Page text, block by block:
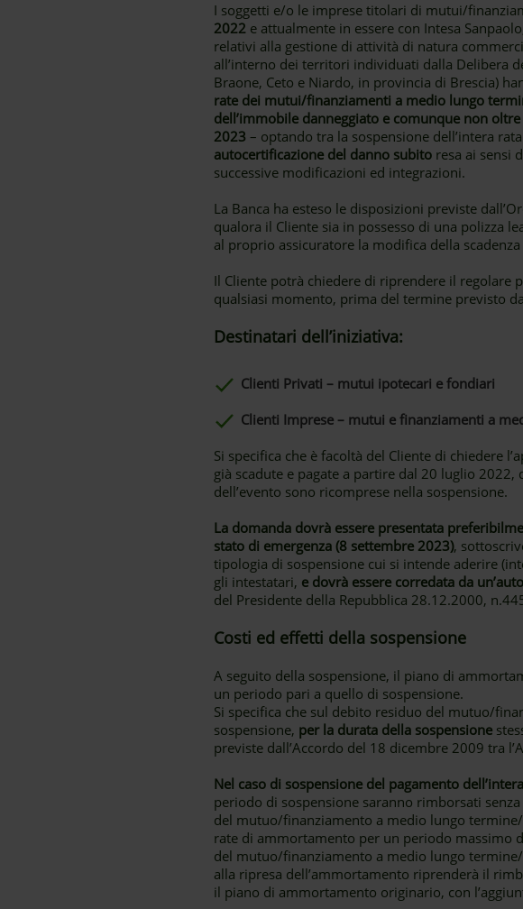
I soggetti e/o le imprese titolari di mutui/
2022e attualmente in essere con Intesa
relativi alla gestione di attività di natura
all’interno dei territori individuati dalla Delibera
Braone, Ceto e Niardo, in provincia di Brescia)
rate dei mutui/finanziamenti a medio lungo
dell’immobile danneggiato e comunque non
2023 – optando tra la sospensione dell’intera
autocertificazione del danno subitoresa ai sensi
successive modificazioni ed integrazioni.
La Banca ha esteso le disposizioni previste
qualora il Cliente sia in possesso di una polizza
al proprio assicuratore la modifica della
Il Cliente potrà chiedere di riprendere il
qualsiasi momento, prima del termine previsto
Destinatari dell’iniziativa:
Clienti Privati – mutui ipotecari e fondiari
Clienti Imprese – mutui e finanziamenti a
Si specifica che è facoltà del Cliente di chiedere
già scadute e pagate a partire dal 20 luglio 2022,
dell’evento sono ricomprese nella sospensione.
La domanda dovrà essere presentata
stato di emergenza (8 settembre 2023),
tipologia di sospensione cui si intende aderire
gli intestatari, e dovrà essere corredata da
del Presidente della Repubblica 28.12.2000,
Costi ed effetti della sospensione
A seguito della sospensione, il piano di
un periodo pari a quello di sospensione.
Si specifica che sul debito residuo del mutuo/
sospensione, per la durata della sospensione
previste dall’Accordo del 18 dicembre 2009 tra
Nel caso di sospensione del pagamento
periodo di sospensione saranno rimborsati
del mutuo/finanziamento a medio lungo
rate di ammortamento per un periodo massimo
del mutuo/finanziamento a medio lungo
alla ripresa dell’ammortamento riprenderà il
il piano di ammortamento originario, con